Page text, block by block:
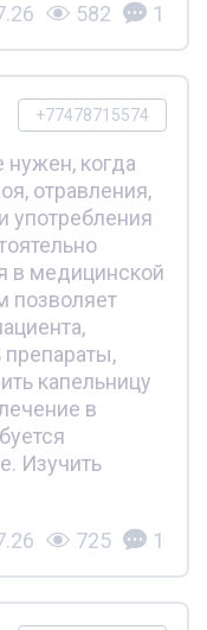
582 1
+77478715574
когда
отравления,
употребления
в медицинской
позволяет
препараты,
капельницу
в
Изучить
725 1